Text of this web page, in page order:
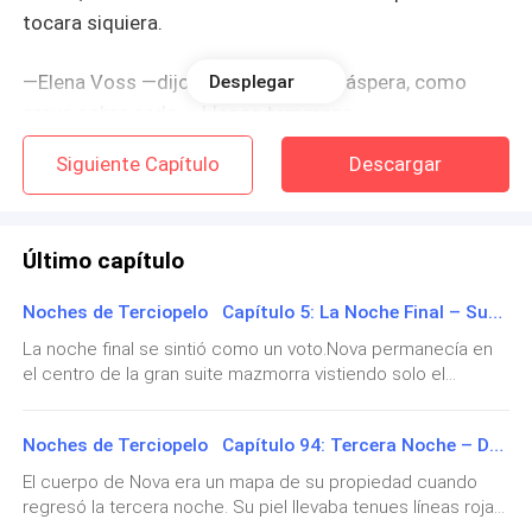
tocara siquiera.
—Elena Voss —dijo él con voz baja y áspera, como
grava sobre seda—. Llegas temprano.
Ella levantó la barbilla, intentando convocar la rebeldía
que la había llevado hasta allí.
—No me gusta perder el tiempo.
Una sombra de sonrisa rozó los labios de Damien.
Señaló el sillón de cuero frente a él.
Ella se sentó. El cuero frío besó la parte trasera de
sus muslos. Damien permaneció de pie un largo
Desplegar
Siguiente Capítulo Descargar
Último capítulo
Noches de Terciopelo Capítulo 5: La Noche Final – Sumisión Eterna
La noche final se sintió como un voto.Nova permanecía en
el centro de la gran suite mazmorra vistiendo solo el
reclamo: marcas tenues, mordiscos de amor y el constante
y delicioso dolor entre sus piernas. Y, sin embargo, nunca se
había sentido tan viva.Seraphina y Raven se le acercaron
juntas, ambas vestidas con arneses de cuero negro, con
Noches de Terciopelo Capítulo 94: Tercera Noche – Destrozada y Mimada
El cuerpo de Nova era un mapa de su propiedad cuando
regresó la tercera noche. Su piel llevaba tenues líneas rojas